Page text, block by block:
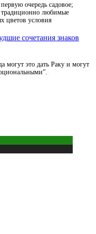
очередь садовое;
любимые
цветов условия
сочетания знаков
могут это дать Раку и могут